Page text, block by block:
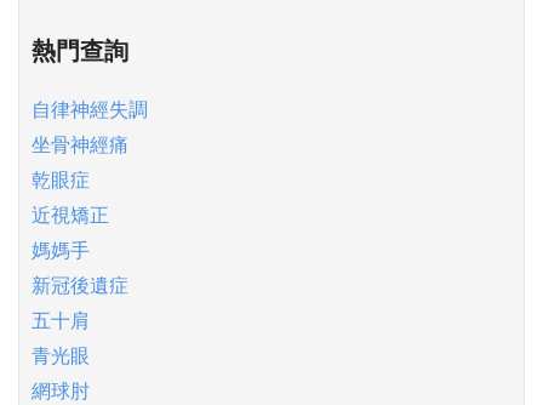
熱門查詢
自律神經失調
坐骨神經痛
乾眼症
近視矯正
媽媽手
新冠後遺症
五十肩
青光眼
網球肘